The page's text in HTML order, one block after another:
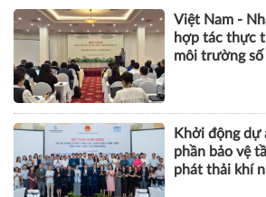
Việt Nam -
hợp tác thực
môi trường số
Khởi động dự
phần bảo vệ
phát thải khí